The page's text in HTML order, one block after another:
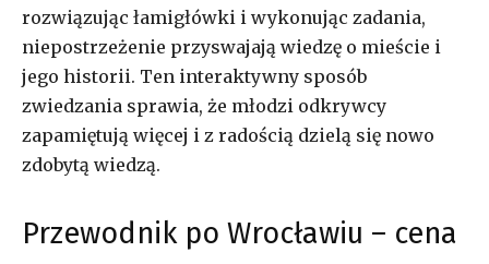
rozwiązując łamigłówki i wykonując zadania,
niepostrzeżenie przyswajają wiedzę o mieście i
jego historii. Ten interaktywny sposób
zwiedzania sprawia, że młodzi odkrywcy
zapamiętują więcej i z radością dzielą się nowo
zdobytą wiedzą.
Przewodnik po Wrocławiu – cena